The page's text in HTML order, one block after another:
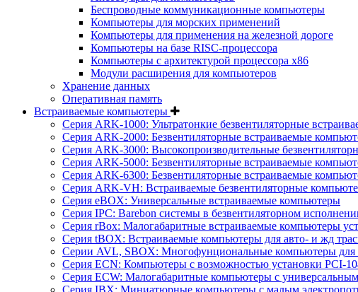
Беспроводные коммуникационные компьютеры
Компьютеры для морских применений
Компьютеры для применения на железной дороге
Компьютеры на базе RISC-процессора
Компьютеры с архитектурой процессора x86
Модули расширения для компьютеров
Хранение данных
Оперативная память
Встраиваемые компьютеры
Серия ARK-1000: Ультратонкие безвентиляторные
Серия ARK-2000: Безвентиляторные встраиваемые
Серия ARK-3000: Высокопроизводительные
Серия ARK-5000: Безвентиляторные встраиваемые
Серия ARK-6300: Безвентиляторные встраиваемые
Серия ARK-VH: Встраиваемые безвентиляторные
Серия eBOX: Универсальные встраиваемые компьютеры
Серия IPC: Barebon системы в безвентиляторном
Серия rBox: Малогабаритные встраиваемые компьютеры
Серия tBOX: Встраиваемые компьютеры для авто- и жд
Серии AVL, SBOX: Многофунциональные компьютеры для
Серия ECN: Компьютеры с возможностью установки PCI-
Серия ECW: Малогабаритные компьютеры с
Серия IBX: Миниатюрные компьютеры с малым